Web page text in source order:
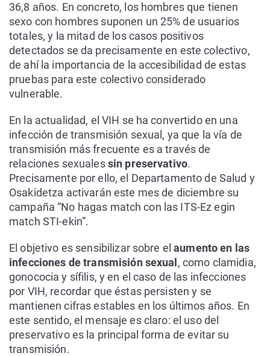
36,8 años. En concreto, los hombres que tienen
sexo con hombres suponen un 25% de usuarios
totales, y la mitad de los casos positivos
detectados se da precisamente en este colectivo,
de ahí la importancia de la accesibilidad de estas
pruebas para este colectivo considerado
vulnerable.
En la actualidad, el VIH se ha convertido en una
infección de transmisión sexual, ya que la vía de
transmisión más frecuente es a través de
relaciones sexualessin preservativo.
Precisamente por ello, el Departamento de Salud y
Osakidetza activarán este mes de diciembre su
campaña “No hagas match con las ITS-Ez egin
match STI-ekin”.
El objetivo es sensibilizar sobre el aumento en las
infecciones de transmisión sexual , como clamidia,
gonococia y sífilis, y en el caso de las infecciones
por VIH, recordar que éstas persisten y se
mantienen cifras estables en los últimos años. En
este sentido, el mensaje es claro: el uso del
preservativo es la principal forma de evitar su
transmisión.